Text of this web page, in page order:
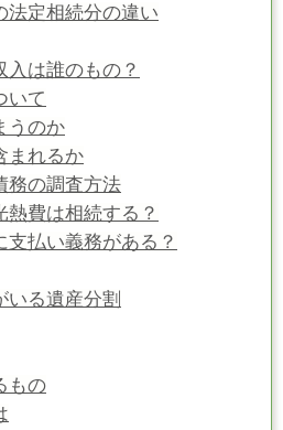
法定相続分の違い
入は誰のもの？
いて
うのか
まれるか
務の調査方法
熱費は相続する？
払い義務がある？
いる遺産分割
もの